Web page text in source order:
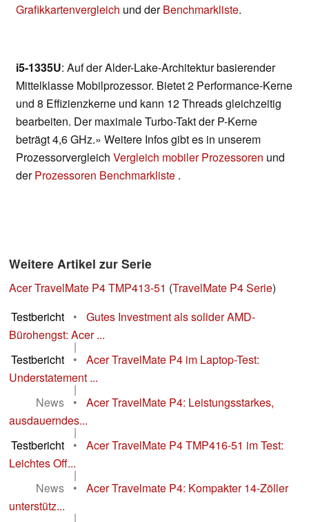
Grafikkartenvergleich und derBenchmarkliste.
i5-1335U: Auf der Alder-Lake-Architektur basierender
Mittelklasse Mobilprozessor. Bietet 2 Performance-Kerne
und 8 Effizienzkerne und kann 12 Threads gleichzeitig
bearbeiten. Der maximale Turbo-Takt der P-Kerne
beträgt 4,6 GHz.» Weitere Infos gibt es in unserem
Prozessorvergleich Vergleich mobiler Prozessoren und
derProzessoren Benchmarkliste .
Weitere Artikel zur Serie
Acer TravelMate P4 TMP413-51 (TravelMate P4 Serie)
Testbericht
•
Gutes Investment als solider AMD-
Bürohengst: Acer ...
|
Testbericht
•
Acer TravelMate P4 im Laptop-Test:
Understatement ...
|
News
•
Acer TravelMate P4: Leistungsstarkes,
ausdauerndes...
|
Testbericht
•
Acer TravelMate P4 TMP416-51 im Test:
Leichtes Off...
|
News
•
Acer Travelmate P4: Kompakter 14-Zöller
unterstütz...
|